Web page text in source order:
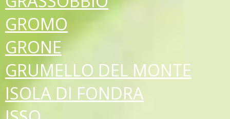
GROMO
GRONE
GRUMELLO DEL MONTE
ISOLA DI FONDRA